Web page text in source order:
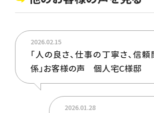
2026.02.15
「人の良さ、仕事の丁寧さ、信頼
係」お客様の声 個人宅C様邸
2026.01.28